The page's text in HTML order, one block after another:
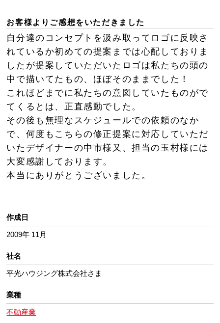
お客様よりご感想をいただきました
自分達のコンセプトを汲み取ってロゴに反映さ
れているか初めての提案までは心配しておりま
したが提案していただいたロゴは私たちの頭の
中で描いてたもの、ほぼそのままでした！
これほどまでに私たちの意図していたものがで
てくるとは、正直感動でした。
その後も無理なスケジュールでの依頼のなか
で、何度もこちらの修正提案に対応していただ
いたデザイナーの中市様又、担当の玉村様には
大変感謝しております。
本当にありがとうございました。
作成日
2009年 11月
社名
平光ハウジング株式会社さま
業種
不動産業